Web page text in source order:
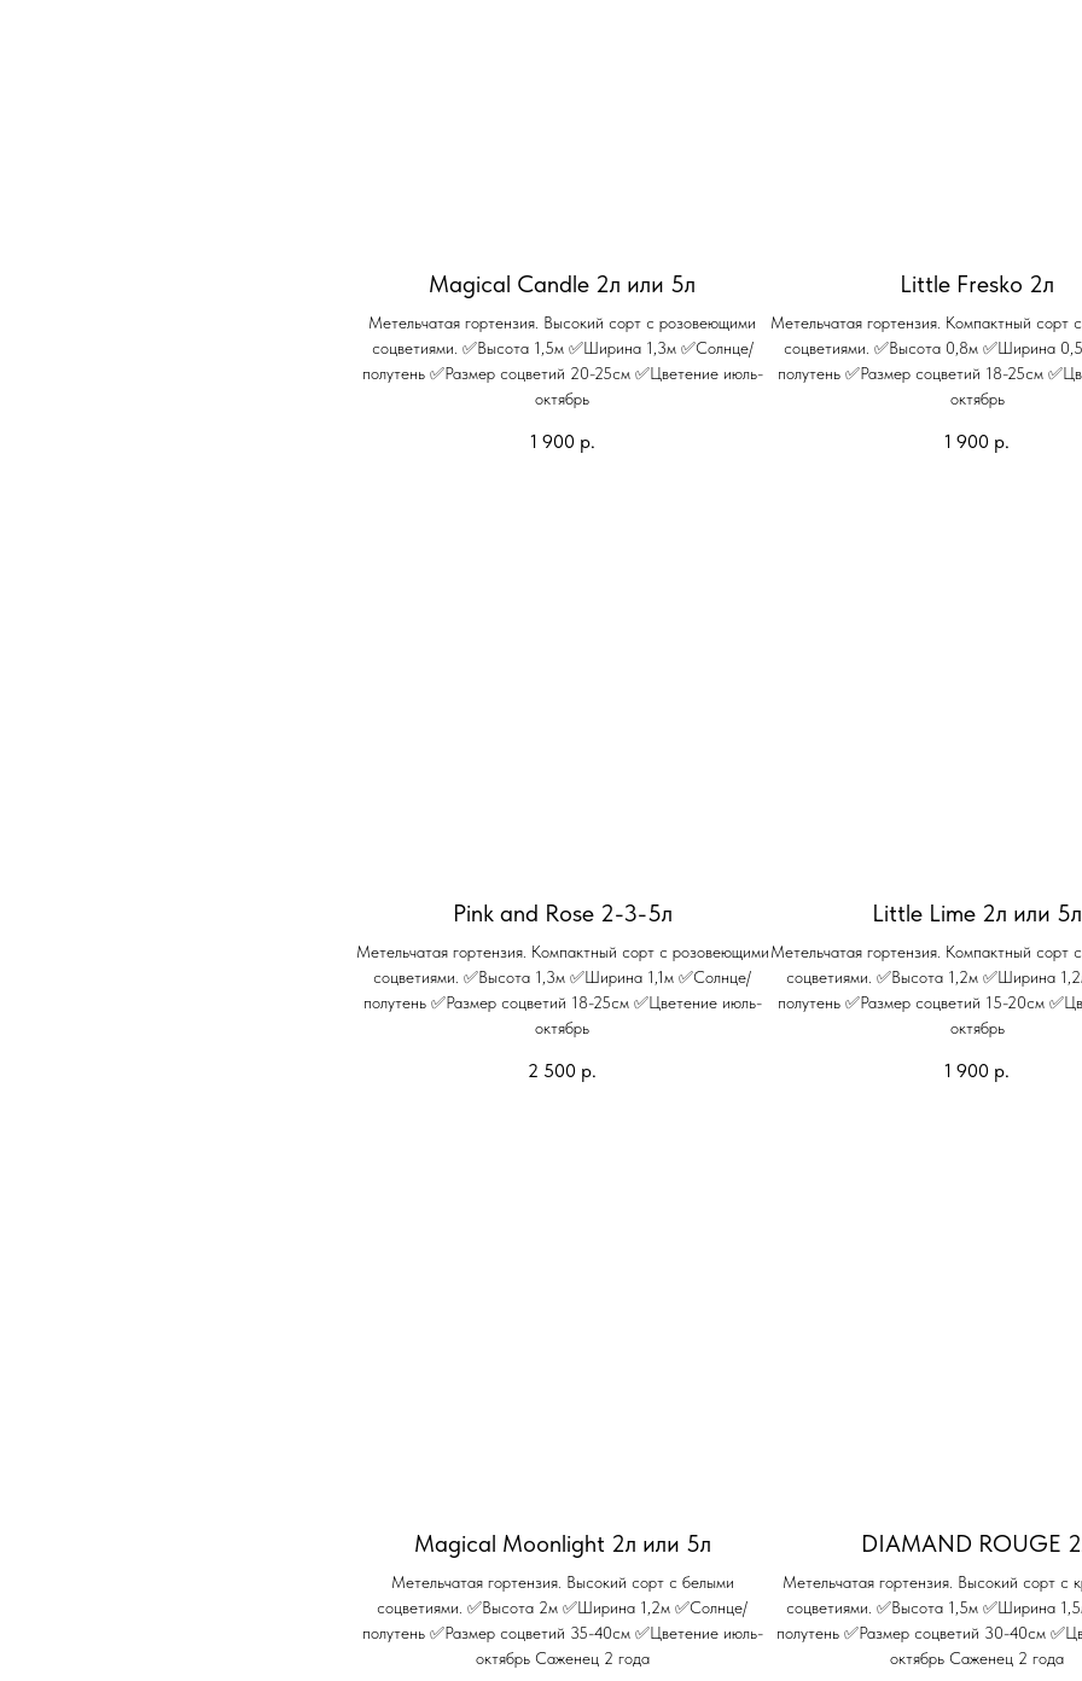
Magical Candle 2л или 5л
Метельчатая гортензия. Высокий сорт с розовеющими
соцветиями. ✅Высота 1,5м ✅Ширина 1,3м ✅Солнце/
полутень ✅Размер соцветий 20-25см ✅Цветение июль-
октябрь
1 900 р.
Little Fresko 2л
Метельчатая гортензия. Компактный сорт
соцветиями. ✅Высота 0,8м ✅Ширина
полутень ✅Размер соцветий 18-25см
октябрь
1 900 р.
Pink and Rose 2-3-5л
Метельчатая гортензия. Компактный сорт с розовеющими
соцветиями. ✅Высота 1,3м ✅Ширина 1,1м ✅Солнце/
полутень ✅Размер соцветий 18-25см ✅Цветение июль-
октябрь
2 500 р.
Little Lime 2л или 5л
Метельчатая гортензия. Компактный сорт
соцветиями. ✅Высота 1,2м ✅Ширина
полутень ✅Размер соцветий 15-20см
октябрь
1 900 р.
Magical Moonlight 2л или 5л
Метельчатая гортензия. Высокий сорт с белыми
соцветиями. ✅Высота 2м ✅Ширина 1,2м ✅Солнце/
полутень ✅Размер соцветий 35-40см ✅Цветение июль-
октябрь Саженец 2 года
DIAMAND ROUGE
Метельчатая гортензия. Высокий сорт с
соцветиями. ✅Высота 1,5м ✅Ширина
полутень ✅Размер соцветий 30-40см
октябрь Саженец 2 года